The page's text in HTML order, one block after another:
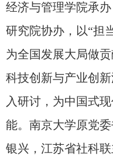
经济与管理学院承
研究院协办 ，以“担
为全国发展大局做
科技创新与产业创
入研讨，为中国式
能。南京大学原党
银兴，江苏省社科